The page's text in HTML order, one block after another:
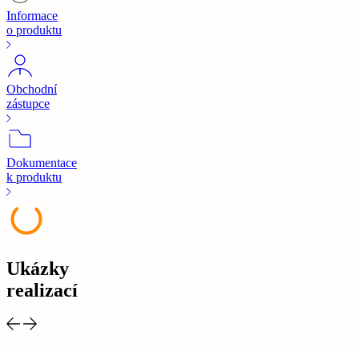
Informace
o produktu
Obchodní
zástupce
Dokumentace
k produktu
Ukázky
realizací